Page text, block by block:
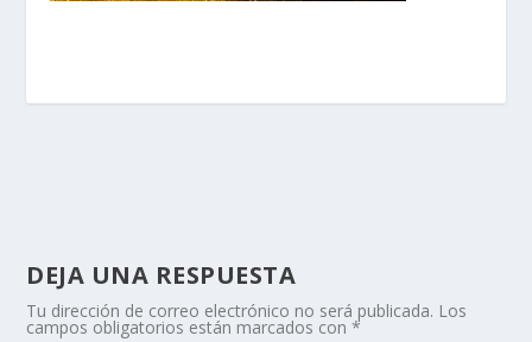
DEJA UNA RESPUESTA
Tu dirección de correo electrónico no será publicada. Los
campos obligatorios están marcados con*